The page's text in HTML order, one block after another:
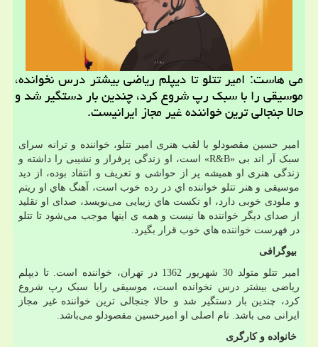
می هاست: امیر تتلو تا دیپلم ریاضی بیشتر درس نخوانده،
موسیقی را با سبك رپ شروع كرد، چندین بار دستگیر شد و
حالا جنجالی ترین خواننده غیر مجاز ایرانیست.
امیر حسین مقصودلو با لقب هنری امیر تتلو، خواننده و ترانه سرای
سبک آر اند بی «R&B»
است، او زندگی پرفراز و نشیبی را داشته و
زندگی هنری او همیشه پر از حواشی و تعریف و انتقاد بوده، از دید
موسیقی و هنر تتلو خواننده اي در رده خوب است، آهنگ هاي او ریتم
و ملودی خوبی دارد، او تکست هاي زیبایی می‌نویسد، صدای او تقلید
از صدای دیگر خواننده ها نیست و همه ی اینها موجب می‌شود تا تتلو
در فهرست خواننده هاي خوب قرار بگیرد.
بیوگرافی
امیر تتلو متولد 30 شهریور 1362 در تهران، خواننده است. تا دیپلم
ریاضی بیشتر درس نخوانده است، موسیقی رابا سبک رپ شروع
کرد، چندین بار دستگیر شد و حالا جنجالی ترین خواننده غیر مجاز
ایرانی می باشد. نام اصلی او امیرحسین مقصودلو می‌باشد.
خانواده و کارگری